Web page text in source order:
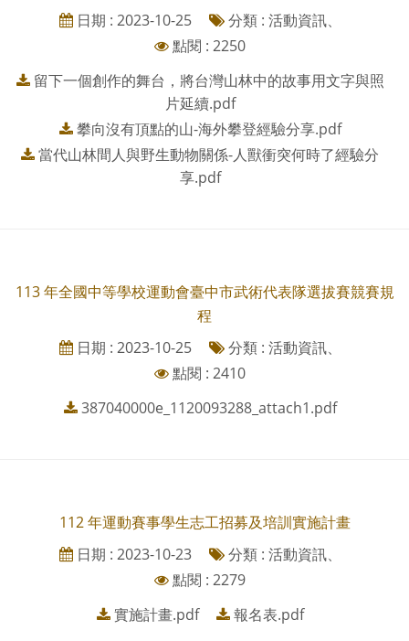
日期 : 2023-10-25
分類 : 活動資訊、
點閱 : 2250
留下一個創作的舞台，將台灣山林中的故事用文字與照
片延續.pdf
攀向沒有頂點的山-海外攀登經驗分享.pdf
當代山林間人與野生動物關係-人獸衝突何時了經驗分
享.pdf
113 年全國中等學校運動會臺中市武術代表隊選拔賽競賽規
程
日期 : 2023-10-25
分類 : 活動資訊、
點閱 : 2410
387040000e_1120093288_attach1.pdf
112 年運動賽事學生志工招募及培訓實施計畫
日期 : 2023-10-23
分類 : 活動資訊、
點閱 : 2279
實施計畫.pdf
報名表.pdf